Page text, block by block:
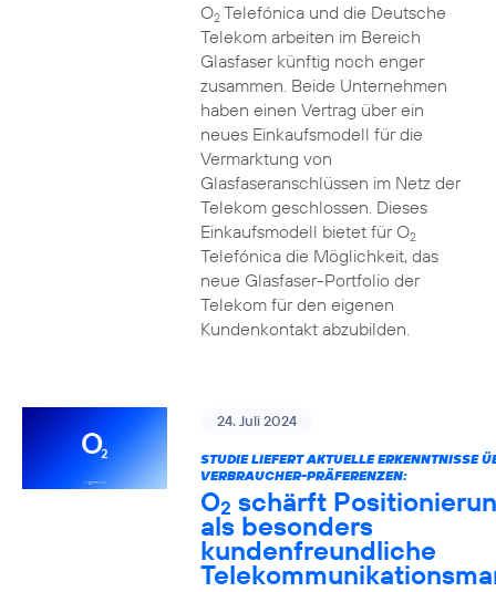
O2Telefónica und die Deutsche
Telekom arbeiten im Bereich
Glasfaser künftig noch enger
zusammen. Beide Unternehmen
haben einen Vertrag über ein
neues Einkaufsmodell für die
Vermarktung von
Glasfaseranschlüssen im Netz der
Telekom geschlossen. Dieses
Einkaufsmodell bietet für O2
Telefónica die Möglichkeit, das
neue Glasfaser-Portfolio der
Telekom für den eigenen
Kundenkontakt abzubilden.
24. Juli 2024
STUDIE LIEFERT AKTUELLE ERKENNTNISSE
VERBRAUCHER-PRÄFERENZEN:
O2 schärft
als besonders
kundenfreundliche